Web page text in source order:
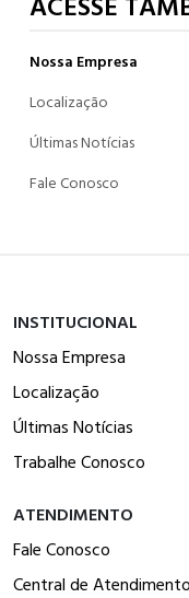
Nossa Empresa
Localização
Últimas Notícias
Fale Conosco
INSTITUCIONAL
Nossa Empresa
Localização
Últimas Notícias
Trabalhe Conosco
ATENDIMENTO
Fale Conosco
Central de Atendimento